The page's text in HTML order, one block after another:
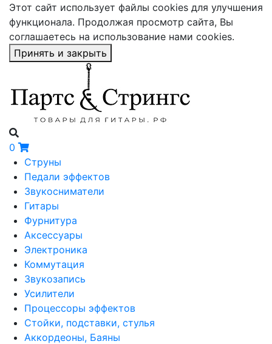
Этот сайт использует файлы cookies для улучшения
функционала. Продолжая просмотр сайта, Вы
соглашаетесь на использование нами cookies.
Принять и закрыть
0
Струны
Педали эффектов
Звукосниматели
Гитары
Фурнитура
Аксессуары
Электроника
Коммутация
Звукозапись
Усилители
Процессоры эффектов
Стойки, подставки, стулья
Аккордеоны, Баяны